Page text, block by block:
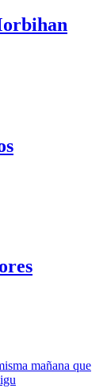
mañana que